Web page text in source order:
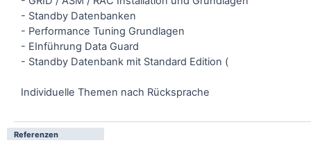
- Standby Datenbanken
- Performance Tuning Grundlagen
- EInführung Data Guard
- Standby Datenbank mit Standard Edition (
Individuelle Themen nach Rücksprache
Referenzen